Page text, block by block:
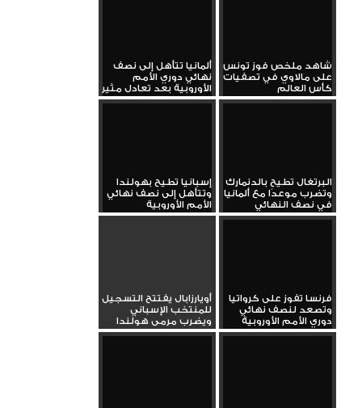
شاهد ملخص فوز تونس
على مالاوي في تصفيات
كأس العالم
ألمانيا تتأهل إلى نصف
نهائي دوري الأمم
الأوروبية بعد تعادل مثير
مع...
البرتغال تطيح بالدنمارك
وتضرب موعدًا مع ألمانيا
في نصف النهائي
إسبانيا تطيح بهولندا
وتتأهل إلى نصف نهائي
الأمم الأوروبية
فرنسا تفوز على كرواتيا
وتصعد لنصف نهائي
دوري الأمم الأوروبية
أويارزابال يفتتح التسجيل
للمنتخب الإسباني
ويضرب مرمى هولندا